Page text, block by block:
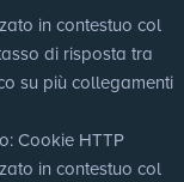
in contestuo col
di risposta tra
su più collegamenti
: Cookie HTTP
in contestuo col